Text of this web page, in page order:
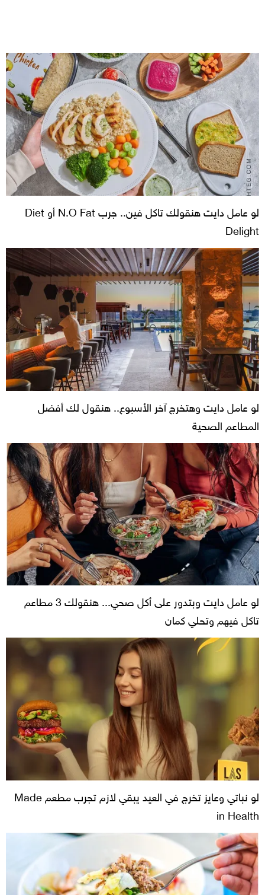
لو عامل دايت هنقولك تاكل فين.. جرب N.O Fat أو Diet
Delight
لو عامل دايت وهتخرج آخر الأسبوع.. هنقول لك أفضل
المطاعم الصحية
لو عامل دايت وبتدور على أكل صحي... هنقولك 3 مطاعم
تاكل فيهم وتحلي كمان
لو نباتي وعايز تخرج في العيد يبقي لازم تجرب مطعم Made
in Health